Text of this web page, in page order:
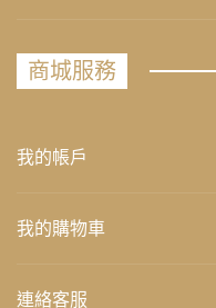
商城服務
我的帳戶
我的購物車
連絡客服